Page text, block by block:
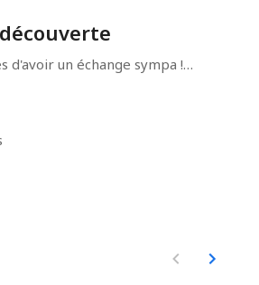
d'avoir un échange sympa !
faisons connaissance.
votre besoin, votre vision et
aider.
:
trouver des solutions